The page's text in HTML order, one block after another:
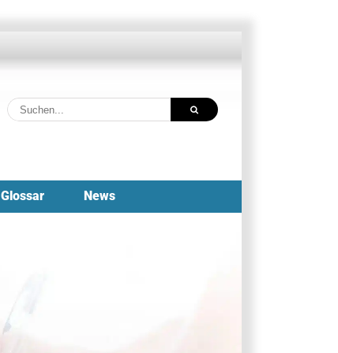
Suche
nach:
Glossar News